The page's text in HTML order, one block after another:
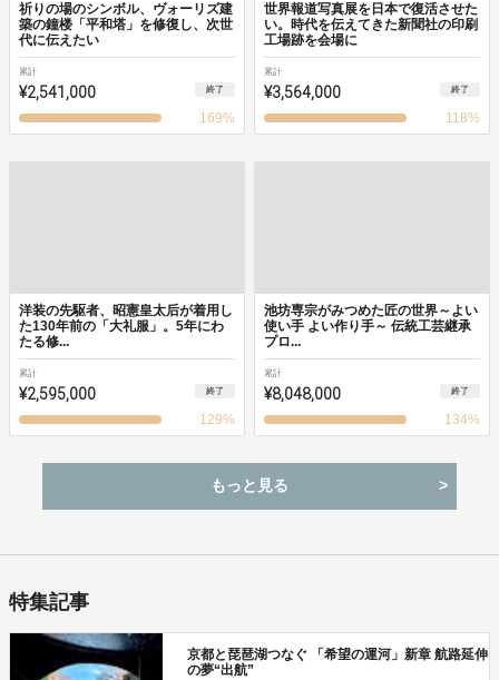
祈りの場のシンボル、ヴォーリズ建
築の鐘楼「平和塔」を修復し、次世
代に伝えたい
累計
¥2,541,000 終了
169%
世界報道写真展を日本で復活させた
い。時代を伝えてきた新聞社の印刷
工場跡を会場に
累計
¥3,564,000 終了
118%
洋装の先駆者、昭憲皇太后が着用し
た130年前の「大礼服」。5年にわ
たる修...
累計
¥2,595,000 終了
129%
池坊専宗がみつめた匠の世界～よい
使い手 よい作り手～ 伝統工芸継承
プロ...
累計
¥8,048,000 終了
134%
もっと見る
特集記事
京都と琵琶湖つなぐ 「希望の運河」新章 航路延伸
の夢“出航”